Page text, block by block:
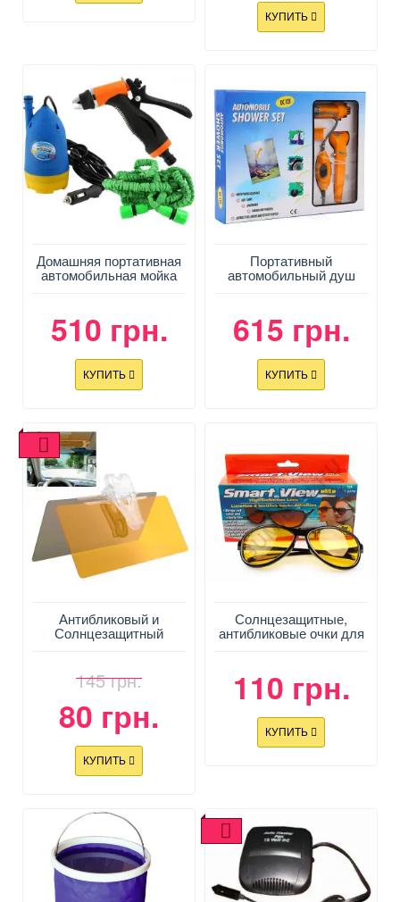
КУПИТЬ
Домашняя портативная
автомобильная мойка
510 грн.
КУПИТЬ
Портативный
автомобильный душ
615 грн.
КУПИТЬ
Антибликовый и
Солнцезащитный
козырек HD Vision Visor
145 грн.
80 грн.
КУПИТЬ
Солнцезащитные,
антибликовые очки для
110 грн.
КУПИТЬ